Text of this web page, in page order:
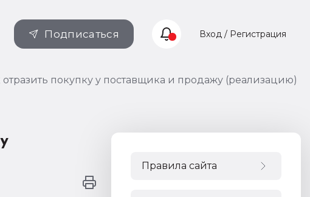
Подписаться Вход / Регистрация
покупку у поставщика и продажу (реализацию)
Правила сайта